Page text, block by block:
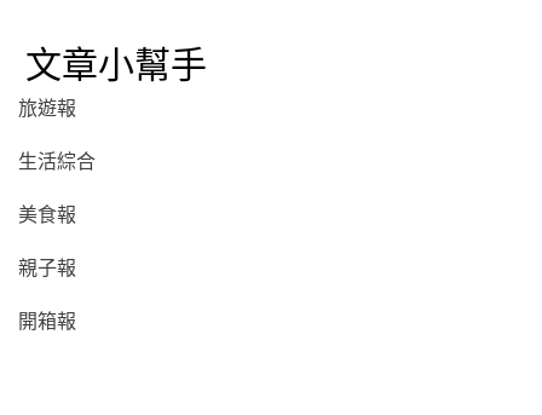
文章小幫手
旅遊報
生活綜合
美食報
親子報
開箱報